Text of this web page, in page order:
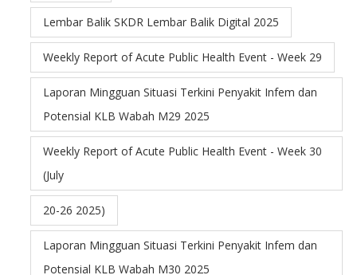
Lembar Balik SKDR Lembar Balik Digital 2025
Weekly Report of Acute Public Health Event - Week 29
Laporan Mingguan Situasi Terkini Penyakit Infem dan
Potensial KLB Wabah M29 2025
Weekly Report of Acute Public Health Event - Week 30
(July
20-26 2025)
Laporan Mingguan Situasi Terkini Penyakit Infem dan
Potensial KLB Wabah M30 2025